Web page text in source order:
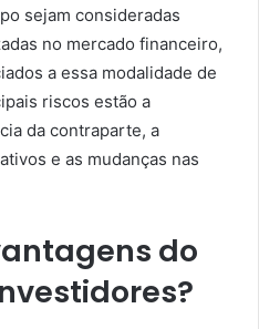
sejam consideradas
no mercado financeiro,
a essa modalidade de
riscos estão a
da contraparte, a
e as mudanças nas
do